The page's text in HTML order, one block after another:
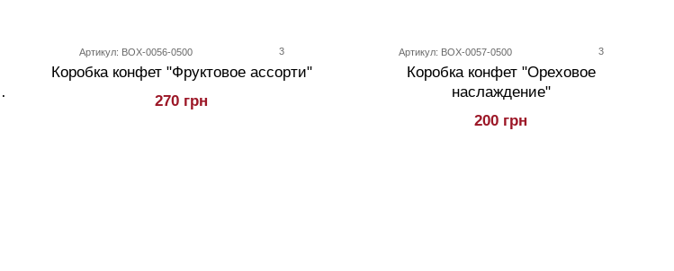
Артикул: BOX-0056-0500 3
Коробка конфет "Фруктовое ассорти"
270 грн
Артикул: BOX-0057-0500 3
Коробка конфет "Ореховое
наслаждение"
200 грн